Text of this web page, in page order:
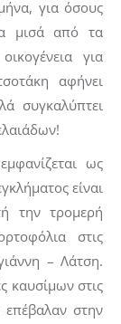
για όσους
μισά από τα
για
αφήνει
συγκαλύπτει
ως
είναι
την τρομερή
στις
– Λάτση.
καυσίμων στις
επέβαλαν στην